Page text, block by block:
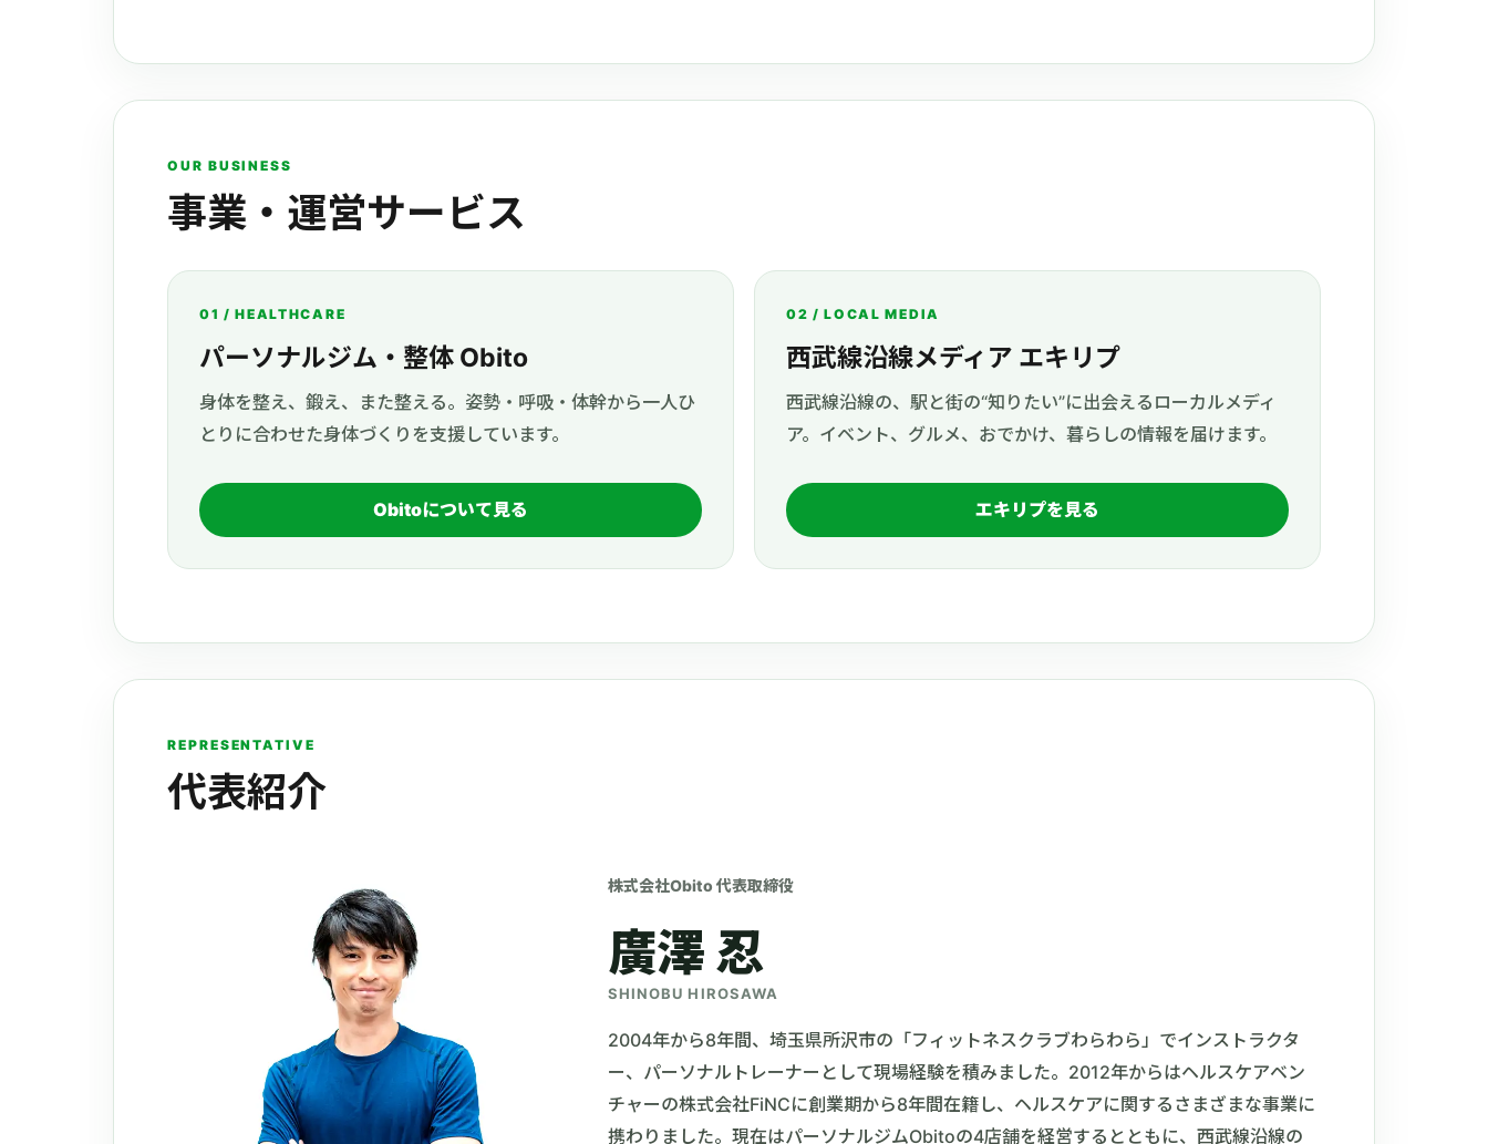
OUR BUSINESS
事業・運営サービス
01 / HEALTHCARE
パーソナルジム・整体 Obito
身体を整え、鍛え、また整える。姿勢・呼吸・体幹から一人ひ
とりに合わせた身体づくりを支援しています。
Obitoについて見る
02 / LOCAL MEDIA
西武線沿線メディア エキリプ
西武線沿線の、駅と街の“知りたい”に出会えるローカルメディ
ア。イベント、グルメ、おでかけ、暮らしの情報を届けます。
エキリプを見る
REPRESENTATIVE
代表紹介
株式会社Obito 代表取締役
廣澤 忍
SHINOBU HIROSAWA
2004年から8年間、埼玉県所沢市の「フィットネスクラブわらわら」でインストラクタ
ー、パーソナルトレーナーとして現場経験を積みました。2012年からはヘルスケアベン
チャーの株式会社FiNCに創業期から8年間在籍し、ヘルスケアに関するさまざまな事業に
携わりました。現在はパーソナルジムObitoの4店舗を経営するとともに、西武線沿線の